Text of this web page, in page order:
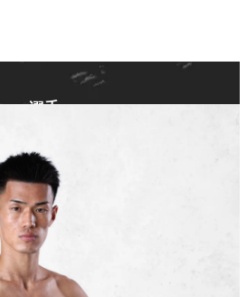
中文（简体）
中文（繁體）
ไทย
العربية
選手